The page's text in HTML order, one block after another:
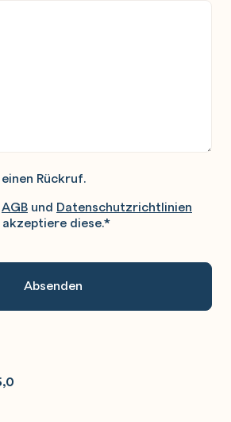
Rückruf.
AGB und Datenschutzrichtlinien
diese.*